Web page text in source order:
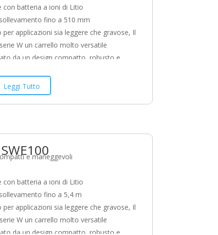
con batteria a ioni di Litio
fino a 510 mm
applicazioni sia leggere che gravose, Il
W un carrello molto versatile
da un design compatto, robusto e
nelle operazioni di trasporto orizzontale,
e sollevamento ad alti livelli di
di pallet chiusi, sollevamento di pallet
Leggi Tutto
e maneggevoli
con batteria a ioni di Litio
fino a 5,4 m
applicazioni sia leggere che gravose, Il
W un carrello molto versatile
da un design compatto, robusto e